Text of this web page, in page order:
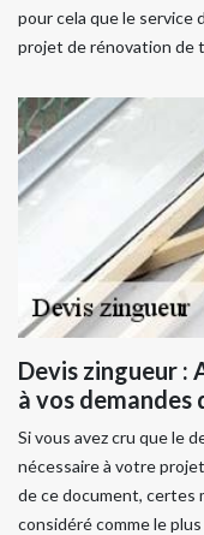
pour cela que le service
projet de rénovation de
Devis zingueur
à vos demandes
Si vous avez cru que le
nécessaire à votre
de ce document, certes
considéré comme le